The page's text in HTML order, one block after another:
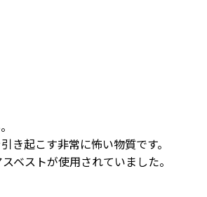
き起こす非常に怖い物質です。
ベストが使用されていました。